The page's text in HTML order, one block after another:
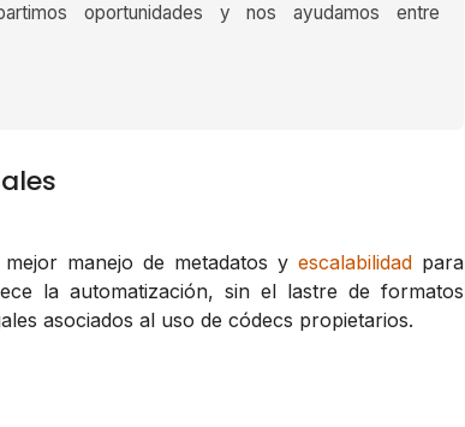
oportunidades y nos ayudamos entre
manejo de metadatos y escalabilidadpara
la automatización, sin el lastre de formatos
asociados al uso de códecs propietarios.